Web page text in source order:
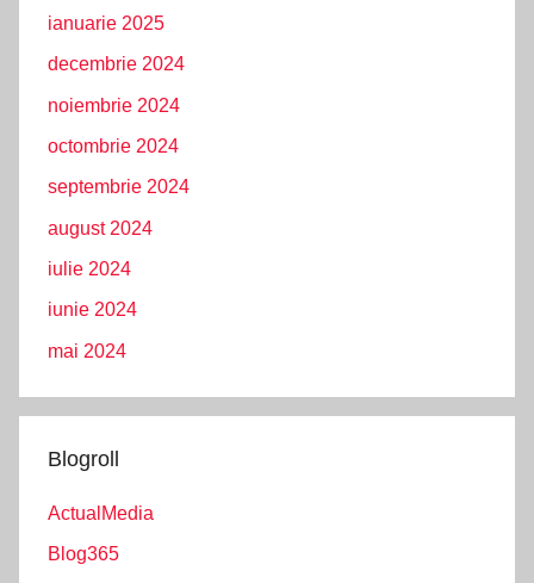
ianuarie 2025
decembrie 2024
noiembrie 2024
octombrie 2024
septembrie 2024
august 2024
iulie 2024
iunie 2024
mai 2024
Blogroll
ActualMedia
Blog365